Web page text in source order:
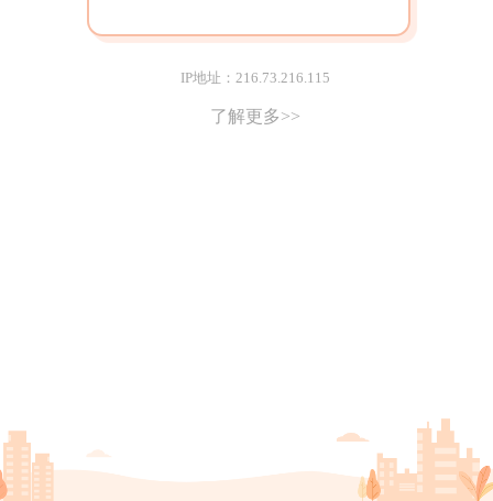
IP地址：216.73.216.115
了解更多>>